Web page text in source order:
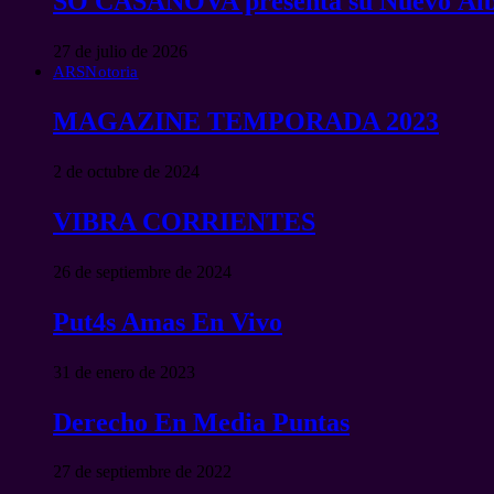
27 de julio de 2026
ARSNotoria
MAGAZINE TEMPORADA 2023
2 de octubre de 2024
VIBRA CORRIENTES
26 de septiembre de 2024
Put4s Amas En Vivo
31 de enero de 2023
Derecho En Media Puntas
27 de septiembre de 2022